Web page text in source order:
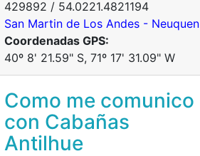
429892 / 54.0221.4821194
San Martin de Los Andes - Neuquen
Coordenadas GPS:
40º 8' 21.59" S, 71º 17' 31.09" W
Como me comunico
con Cabañas
Antilhue